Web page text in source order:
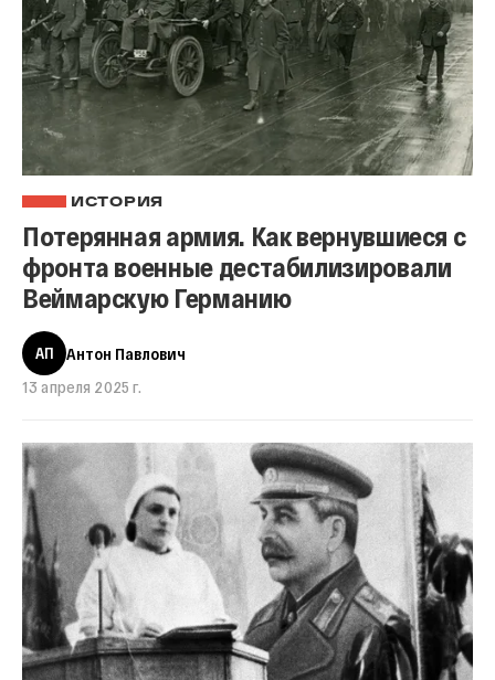
ИСТОРИЯ
Потерянная армия. Как вернувшиеся с
фронта военные дестабилизировали
Веймарскую Германию
АП
Антон Павлович
13 апреля 2025 г.